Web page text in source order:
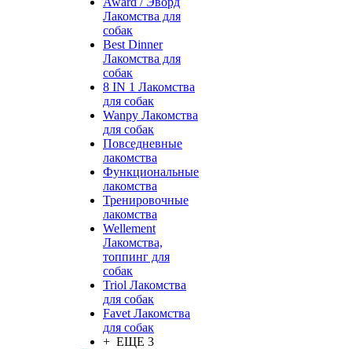
Лакомства для
собак
Best Dinner
Лакомства для
собак
8 IN 1 Лакомства
для собак
Wanpy Лакомства
для собак
Повседневные
лакомства
Функциональные
лакомства
Тренировочные
лакомства
Wellement
Лакомства,
топпинг для
собак
Triol Лакомства
для собак
Favet Лакомства
для собак
+ ЕЩЕ 3